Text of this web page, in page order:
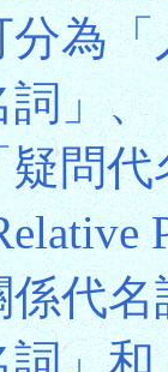
為
」
問
代
」